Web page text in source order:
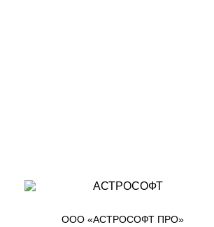
ООО «АСТРОСОФТ ПРО»